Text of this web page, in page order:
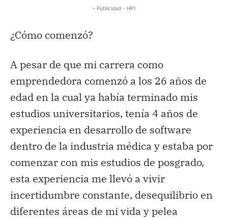
- Publicidad - HP1
¿Cómo comenzó?
A pesar de que mi carrera como
emprendedora comenzó a los 26 años de
edad en la cual ya había terminado mis
estudios universitarios, tenía 4 años de
experiencia en desarrollo de software
dentro de la industria médica y estaba por
comenzar con mis estudios de posgrado,
esta experiencia me llevó a vivir
incertidumbre constante, desequilibrio en
diferentes áreas de mi vida y pelea